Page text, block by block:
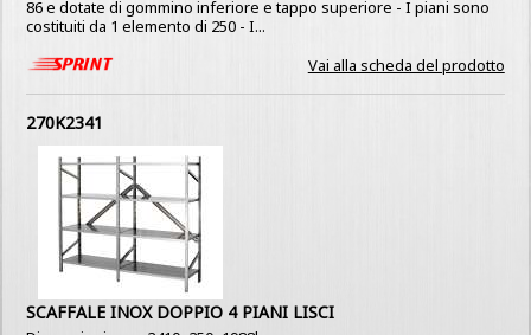
86 e dotate di gommino inferiore e tappo superiore - I piani sono
costituiti da 1 elemento di 250 - I...
Vai alla scheda del prodotto
270K2341
SCAFFALE INOX DOPPIO 4 PIANI LISCI